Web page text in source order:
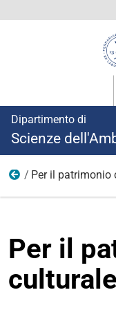
Dipartimento di
Scienze
Terza Missione
Per il patrimonio
Per il
culturale